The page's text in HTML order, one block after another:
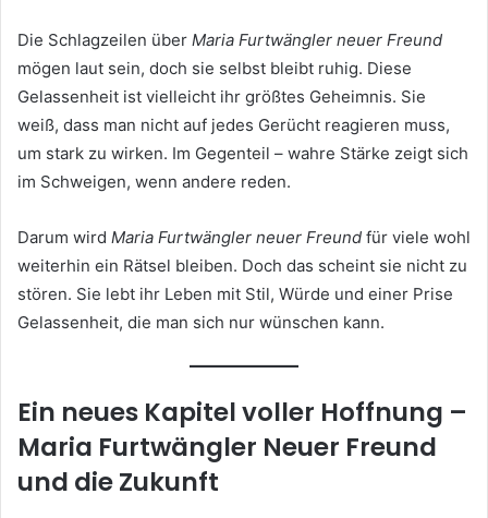
Die Schlagzeilen über Maria Furtwängler neuer Freund
mögen laut sein, doch sie selbst bleibt ruhig. Diese
Gelassenheit ist vielleicht ihr größtes Geheimnis. Sie
weiß, dass man nicht auf jedes Gerücht reagieren muss,
um stark zu wirken. Im Gegenteil – wahre Stärke zeigt sich
im Schweigen, wenn andere reden.
Darum wird Maria Furtwängler neuer Freund für viele wohl
weiterhin ein Rätsel bleiben. Doch das scheint sie nicht zu
stören. Sie lebt ihr Leben mit Stil, Würde und einer Prise
Gelassenheit, die man sich nur wünschen kann.
Ein neues Kapitel voller Hoffnung –
Maria Furtwängler Neuer Freund
und die Zukunft